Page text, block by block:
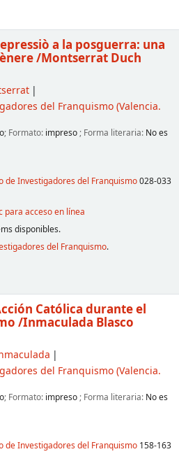
a la posguerra: una
/Montserrat Duch
del Franquismo(Valencia.
; Formato: impreso ; Forma literaria: No es
de Investigadores del Franquismo028-033
para acceso en línea
disponibles.
del Franquismo.
Católica durante el
/Inmaculada Blasco
del Franquismo(Valencia.
; Formato: impreso ; Forma literaria: No es
de Investigadores del Franquismo158-163